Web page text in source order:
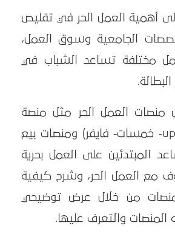
أهمية العمل الحر في تقليص
الجامعية وسوق العمل،
مختلفة تساعد الشباب في
منصات العمل الحر مثل منصة
(مستقل- upwork- خمسات- فايفر) ومنصات بيع
المبتدئين على العمل بحرية
مع العمل الحر، وشرح كيفية
من خلال عرض توضيحي
المنصات والتعرف عليها.